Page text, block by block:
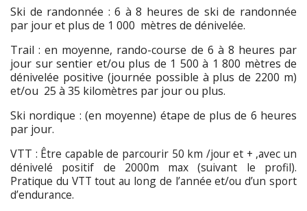
Ski de randonnée : 6 à 8 heures de ski de randonnée
par jour et plus de 1 000 mètres de dénivelée.
Trail : en moyenne, rando-course de 6 à 8 heures par
jour sur sentier et/ou plus de 1 500 à 1 800 mètres de
dénivelée positive (journée possible à plus de 2200 m)
et/ou 25 à 35 kilomètres par jour ou plus.
Ski nordique : (en moyenne) étape de plus de 6 heures
par jour.
VTT : Être capable de parcourir 50 km /jour et + ,avec un
dénivelé positif de 2000m max (suivant le profil).
Pratique du VTT tout au long de l’année et/ou d’un sport
d’endurance.